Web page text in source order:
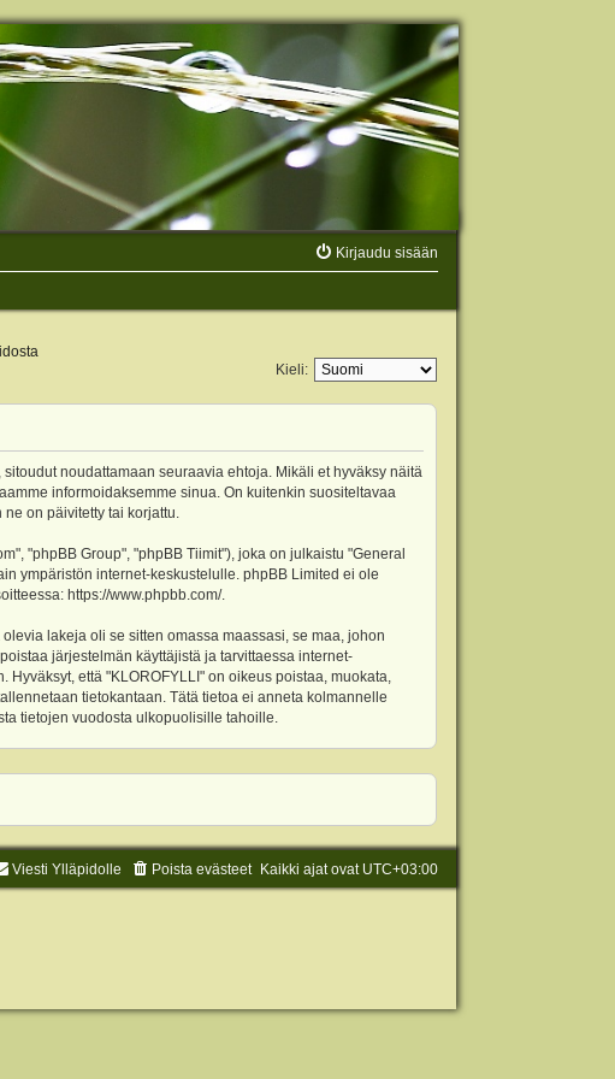
Kirjaudu sisään
Kieli:
noudattamaan seuraavia ehtoja. Mikäli et hyväksy näitä
informoidaksemme sinua. On kuitenkin suositeltavaa
on päivitetty tai korjattu.
"phpBB Group", "phpBB Tiimit"), joka on julkaistu "General
ympäristön internet-keskustelulle. phpBB Limited ei ole
https://www.phpbb.com/.
lakeja oli se sitten omassa maassasi, se maa, johon
järjestelmän käyttäjistä ja tarvittaessa internet-
että "KLOROFYLLI" on oikeus poistaa, muokata,
tietokantaan. Tätä tietoa ei anneta kolmannelle
tietojen vuodosta ulkopuolisille tahoille.
Kaikki ajat ovat UTC+03:00
Poista evästeet
Viesti Ylläpidolle